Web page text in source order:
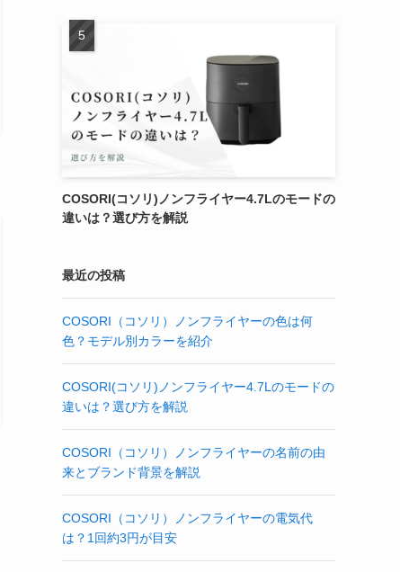
COSORI(コソリ)ノンフライヤー4.7Lのモードの
違いは？選び方を解説
最近の投稿
COSORI（コソリ）ノンフライヤーの色は何
色？モデル別カラーを紹介
COSORI(コソリ)ノンフライヤー4.7Lのモードの
違いは？選び方を解説
COSORI（コソリ）ノンフライヤーの名前の由
来とブランド背景を解説
COSORI（コソリ）ノンフライヤーの電気代
は？1回約3円が目安